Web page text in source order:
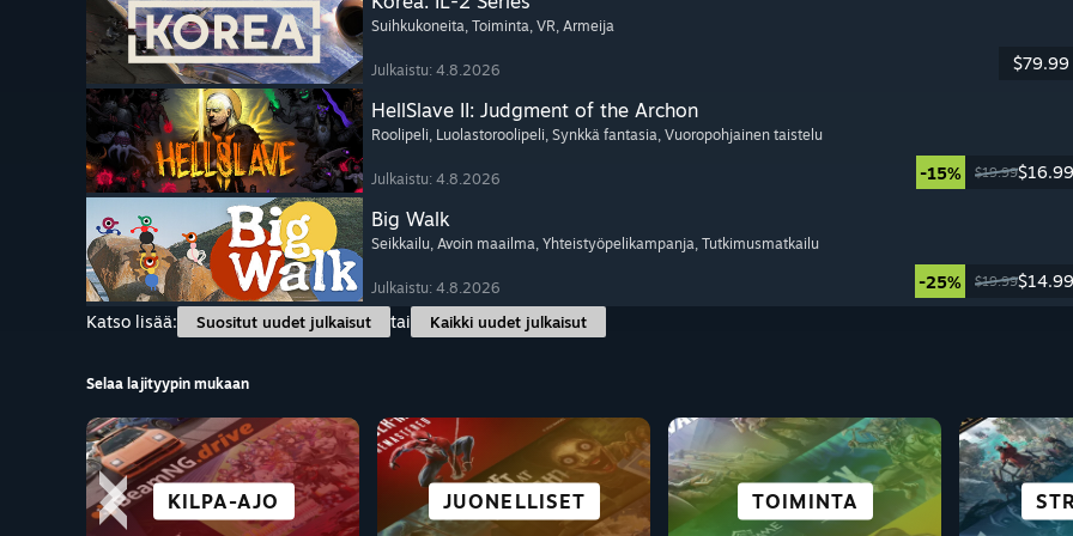
Suihkukoneita, Toiminta, VR, Armeija
Julkaistu: 4.8.2026 $79.99
HellSlave II: Judgment of the Archon
Roolipeli, Luolastoroolipeli, Synkkä fantasia, Vuoropohjainen taistelu
Julkaistu: 4.8.2026 -15% $19.99$16.99
Big Walk
Seikkailu, Avoin maailma, Yhteistyöpelikampanja, Tutkimusmatkailu
Julkaistu: 4.8.2026 -25% $19.99$14.99
Katso lisää:
Suositut uudet julkaisut tai Kaikki uudet julkaisut
Selaa lajityypin mukaan
KILPA-AJO JUONELLISET TOIMINTA
KAUPUNKI JA
ASUTUS
VISUAL NOVEL SIMULAATIOT
SEIKKAILU ANIME
SCIFI JA
KYBERPUNK
PELAA ILMAISEKSI VR-PELIT SELVIYTYMINEN